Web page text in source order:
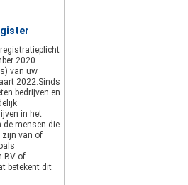
2020
van uw
2022.Sinds
bedrijven en
in het
de mensen die
zijn van of
BV of
betekent dit